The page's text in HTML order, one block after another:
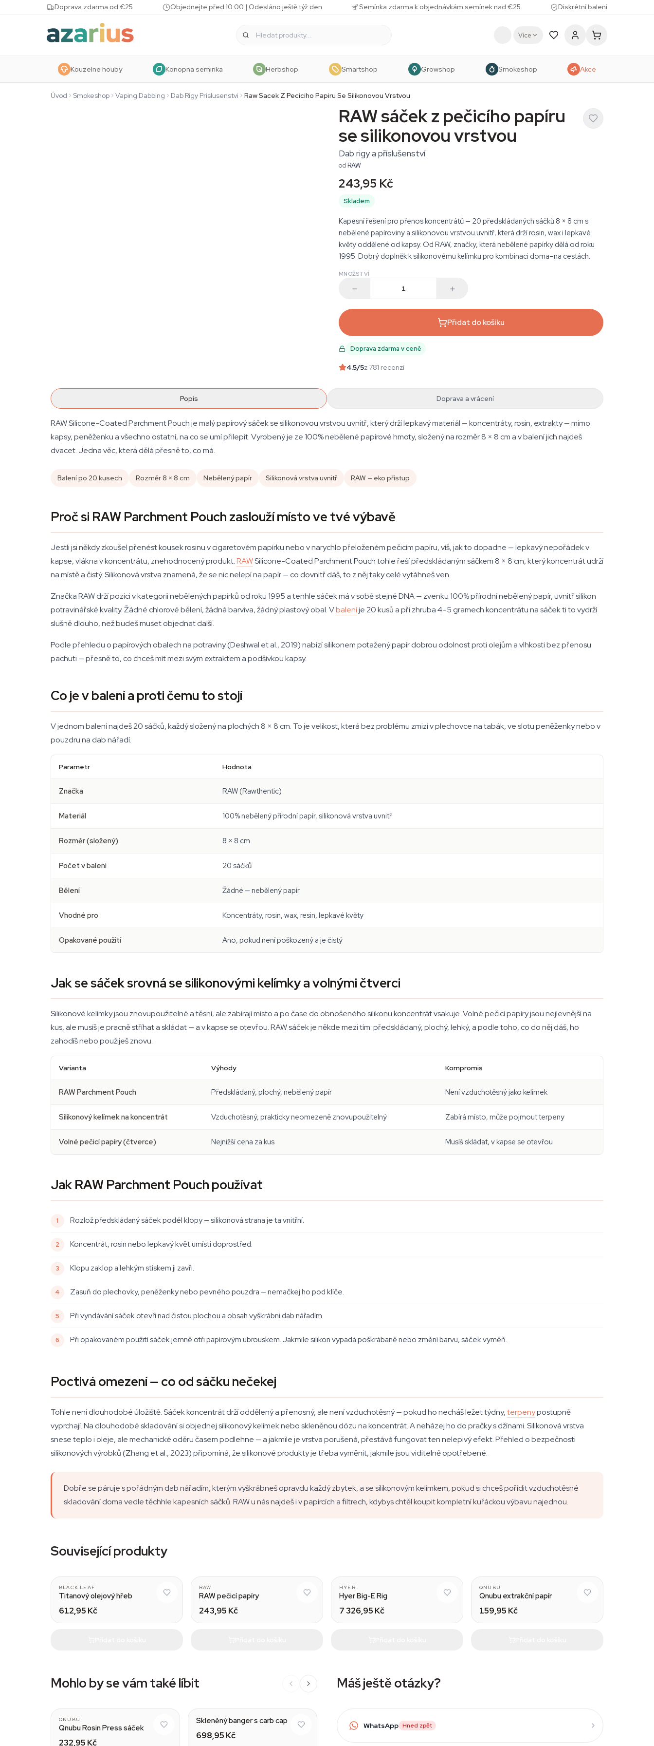
Skip to contentDoprava zdarma od €25 Objednejte před 10:00 | Odesláno ještě týž den Semínka zdarma k objednávkám semínek nad €25 Diskrétní balení
Více
Kouzelne houby Konopna seminka Herbshop Smartshop Growshop Smokeshop Akce
Úvod Smokeshop Vaping Dabbing Dab Rigy Prislusenstvi Raw Sacek Z Peciciho Papiru Se Silikonovou Vrstvou
RAW sáček z pečicího papíru
se silikonovou vrstvou
Dab rigy a příslušenství
od RAW
243,95 Kč
Skladem
Kapesní řešení pro přenos koncentrátů — 20 předskládaných sáčků 8 × 8 cm s
nebělené papíroviny a silikonovou vrstvou uvnitř, která drží rosin, wax i lepkavé
květy oddělené od kapsy. Od RAW, značky, která nebělené papírky dělá od roku
1995. Dobrý doplněk k silikonovému kelímku pro kombinaci doma–na cestách.
MNOŽSTVÍ
Přidat do košíku
Doprava zdarma v ceně
4.5/5z 781 recenzí
Popis Doprava a vrácení
RAW Silicone-Coated Parchment Pouch je malý papírový sáček se silikonovou vrstvou uvnitř, který drží lepkavý materiál — koncentráty, rosin, extrakty — mimo
kapsy, peněženku a všechno ostatní, na co se umí přilepit. Vyrobený je ze 100% nebělené papírové hmoty, složený na rozměr 8 × 8 cm a v balení jich najdeš
dvacet. Jedna věc, která dělá přesně to, co má.
Balení po 20 kusech Rozměr 8 × 8 cm Nebělený papír Silikonová vrstva uvnitř RAW — eko přístup
Proč si RAW Parchment Pouch zaslouží místo ve tvé výbavě
Jestli jsi někdy zkoušel přenést kousek rosinu v cigaretovém papírku nebo v narychlo přeloženém pečicím papíru, víš, jak to dopadne — lepkavý nepořádek v
kapse, vlákna v koncentrátu, znehodnocený produkt.RAWSilicone-Coated Parchment Pouch tohle řeší předskládaným sáčkem 8 × 8 cm, který koncentrát udrží
na místě a čistý. Silikonová vrstva znamená, že se nic nelepí na papír — co dovnitř dáš, to z něj taky celé vytáhneš ven.
Značka RAW drží pozici v kategorii nebělených papírků od roku 1995 a tenhle sáček má v sobě stejné DNA — zvenku 100% přírodní nebělený papír, uvnitř silikon
potravinářské kvality. Žádné chlorové bělení, žádná barviva, žádný plastový obal. Vbaleníje 20 kusů a při zhruba 4–5 gramech koncentrátu na sáček ti to vydrží
slušně dlouho, než budeš muset objednat další.
Podle přehledu o papírových obalech na potraviny (Deshwal et al., 2019) nabízí silikonem potažený papír dobrou odolnost proti olejům a vlhkosti bez přenosu
pachuti — přesně to, co chceš mít mezi svým extraktem a podšívkou kapsy.
Co je v balení a proti čemu to stojí
V jednom balení najdeš 20 sáčků, každý složený na plochých 8 × 8 cm. To je velikost, která bez problému zmizí v plechovce na tabák, ve slotu peněženky nebo v
pouzdru na dab nářadí.
Parametr Hodnota
Značka RAW (Rawthentic)
Materiál 100% nebělený přírodní papír, silikonová vrstva uvnitř
Rozměr (složený) 8 × 8 cm
Počet v balení 20 sáčků
Bělení Žádné — nebělený papír
Vhodné pro Koncentráty, rosin, wax, resin, lepkavé květy
Opakované použití Ano, pokud není poškozený a je čistý
Jak se sáček srovná se silikonovými kelímky a volnými čtverci
Silikonové kelímky jsou znovupoužitelné a těsní, ale zabírají místo a po čase do obnošeného silikonu koncentrát vsakuje. Volné pečicí papíry jsou nejlevnější na
kus, ale musíš je pracně stříhat a skládat — a v kapse se otevřou. RAW sáček je někde mezi tím: předskládaný, plochý, lehký, a podle toho, co do něj dáš, ho
zahodíš nebo použiješ znovu.
Varianta Výhody Kompromis
RAW Parchment Pouch Předskládaný, plochý, nebělený papír Není vzduchotěsný jako kelímek
Silikonový kelímek na koncentrát Vzduchotěsný, prakticky neomezeně znovupoužitelný Zabírá místo, může pojmout terpeny
Volné pečicí papíry (čtverce) Nejnižší cena za kus Musíš skládat, v kapse se otevřou
Jak RAW Parchment Pouch používat
Rozlož předskládaný sáček podél klopy — silikonová strana je ta vnitřní.
Koncentrát, rosin nebo lepkavý květ umísti doprostřed.
Klopu zaklop a lehkým stiskem ji zavři.
Zasuň do plechovky, peněženky nebo pevného pouzdra — nemačkej ho pod klíče.
Při vyndávání sáček otevři nad čistou plochou a obsah vyškrábni dab nářadím.
Při opakovaném použití sáček jemně otři papírovým ubrouskem. Jakmile silikon vypadá poškrábaně nebo změní barvu, sáček vyměň.
Poctivá omezení — co od sáčku nečekej
Tohle není dlouhodobé úložiště. Sáček koncentrát drží oddělený a přenosný, ale není vzduchotěsný — pokud ho necháš ležet týdny,terpenypostupně
vyprchají. Na dlouhodobé skladování si objednej silikonový kelímek nebo skleněnou dózu na koncentrát. A neházej ho do pračky s džínami. Silikonová vrstva
snese teplo i oleje, ale mechanické oděru časem podlehne — a jakmile je vrstva porušená, přestává fungovat ten nelepivý efekt. Přehled o bezpečnosti
silikonových výrobků (Zhang et al., 2023) připomíná, že silikonové produkty je třeba vyměnit, jakmile jsou viditelně opotřebené.
Dobře se páruje s pořádným dab nářadím, kterým vyškrábneš opravdu každý zbytek, a se silikonovým kelímkem, pokud si chceš pořídit vzduchotěsné
skladování doma vedle těchhle kapesních sáčků. RAW u nás najdeš i v papírcích a filtrech, kdybys chtěl koupit kompletní kuřáckou výbavu najednou.
Související produkty
BLACK LEAF
Titanový olejový hřeb
612,95 Kč
RAW
RAW pečicí papíry
243,95 Kč
HYER
Hyer Big-E Rig
7 326,95 Kč
QNUBU
Qnubu extrakční papír
159,95 Kč
Mohlo by se vám také líbit
QNUBU
Qnubu Rosin Press sáček
232,95 Kč
Skleněný banger s carb cap
698,95 Kč
Máš ještě otázky?
WhatsApp Hned zpět